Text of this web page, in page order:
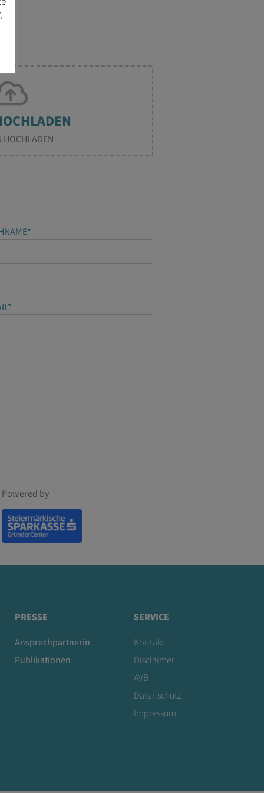
HOCHLADEN
Powered by
PRESSE
Ansprechpartnerin
Publikationen
SERVICE
Kontakt
Disclaimer
AVB
Datenschutz
Impressum